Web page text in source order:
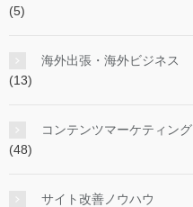
(5)
海外出張・海外ビジネス
(13)
コンテンツマーケティング
(48)
サイト改善ノウハウ